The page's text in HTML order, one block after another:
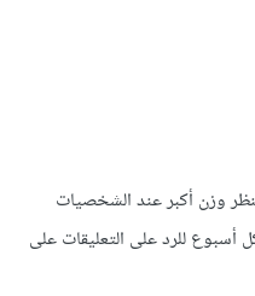
وزن أكبر عند الشخصيات
أسبوع للرد على التعليقات على